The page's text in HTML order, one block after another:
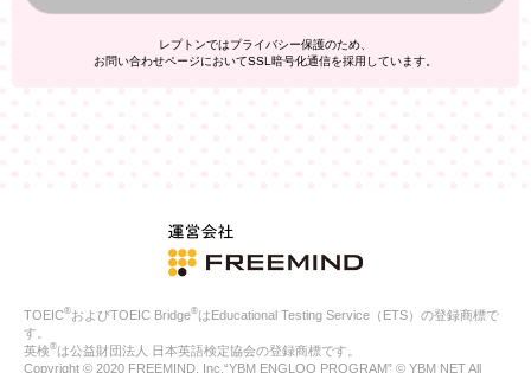
た、これ以外の目的で個人情報を利用することはありません。
人情報を、本人が特定されないデータに不可逆変換した上で第三
者広告配信事業者においてマッチングを行い、その結果に基づい
ご本人の同意がある場合
法令に基づく場合
人の生命、身体または財産の保護のために必要がある場合であ
公衆衛生の向上または児童の健全な育成の推進のために特に必
合
レプトンではプライバシー保護のため、
お問い合わせページにおいてSSL暗号化通信を採用しています。
TOEIC®およびTOEIC Bridge®はEducational Testing Service（ETS）の登録商標で
す。
英検®は公益財団法人 日本英語検定協会の登録商標です。
Copyright © 2020 FREEMIND, Inc.“YBM ENGLOO PROGRAM” © YBM NET All